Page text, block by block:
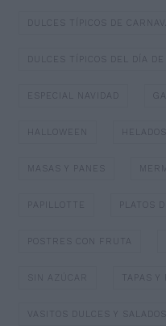
DULCES TÍPICOS DE
DULCES TÍPICOS DEL DÍA DE
ESPECIAL NAVIDAD
HALLOWEEN
MASAS Y PANES
PAPILLOTTE PLATOS
POSTRES CON FRUTA
SIN AZÚCAR TAPAS Y
VASITOS DULCES Y SALADOS